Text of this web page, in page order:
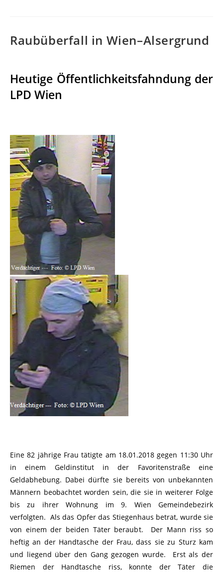
Raubüberfall in Wien–Alsergrund
Heutige Öffentlichkeitsfahndung der
LPD Wien
Eine 82 jährige Frau tätigte am 18.01.2018 gegen 11:30 Uhr
in einem Geldinstitut in der Favoritenstraße eine
Geldabhebung. Dabei dürfte sie bereits von unbekannten
Männern beobachtet worden sein, die sie in weiterer Folge
bis zu ihrer Wohnung im 9. Wien Gemeindebezirk
verfolgten. Als das Opfer das Stiegenhaus betrat, wurde sie
von einem der beiden Täter beraubt. Der Mann riss so
heftig an der Handtasche der Frau, dass sie zu Sturz kam
und liegend über den Gang gezogen wurde. Erst als der
Riemen der Handtasche riss, konnte der Täter die